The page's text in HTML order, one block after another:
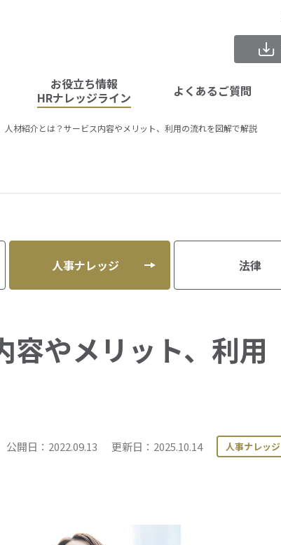
お役立ち情報
HRナレッジライン
テンプトレンドデータ
よくあるご質問
人材紹介とは？サービス内容やメリット、利用の流れを図解で解説
人事ナレッジ 法律
容やメリット、利用
公開日：2022.09.13 更新日：2025.10.14 人事ナレッジ